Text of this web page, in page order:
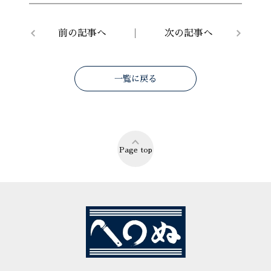
前の記事へ 次の記事へ
一覧に戻る
Page top